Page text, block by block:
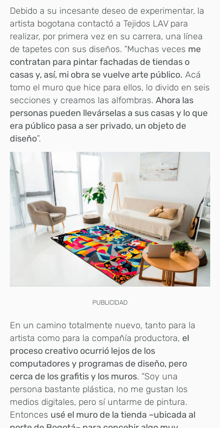
Debido a su incesante deseo de experimentar, la
artista bogotana contactó a Tejidos LAV para
realizar, por primera vez en su carrera, una línea
de tapetes con sus diseños. “Muchas veces me
contratan para pintar fachadas de tiendas o
casas y, así, mi obra se vuelve arte público. Acá
tomo el muro que hice para ellos, lo divido en seis
secciones y creamos las alfombras. Ahora las
personas pueden llevárselas a sus casas y lo que
era público pasa a ser privado, un objeto de
diseño”.
PUBLICIDAD
En un camino totalmente nuevo, tanto para la
artista como para la compañía productora, el
proceso creativo ocurrió lejos de los
computadores y programas de diseño, pero
cerca de los grafitis y los muros. “Soy una
persona bastante plástica, no me gustan los
medios digitales, pero sí untarme de pintura.
Entonces usé el muro de la tienda –ubicada al